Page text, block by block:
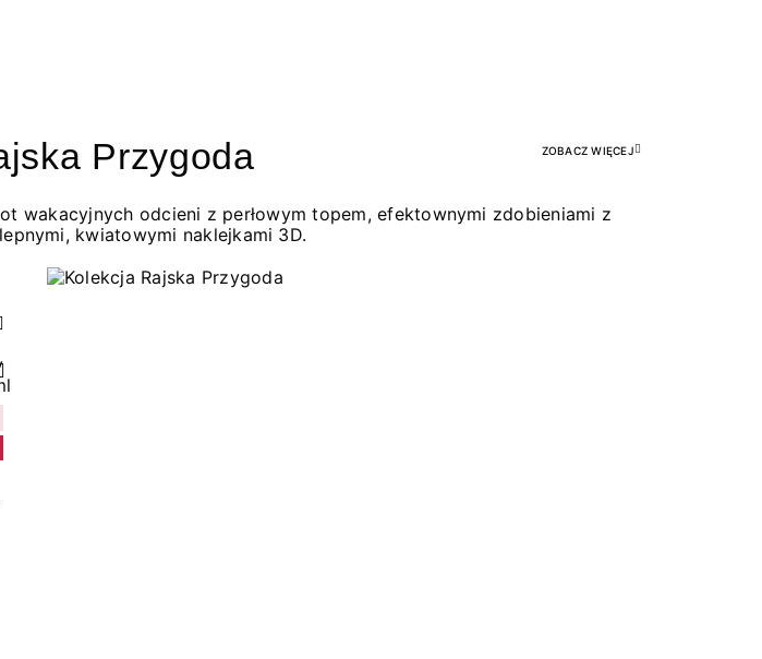
Przygoda ZOBACZ WIĘCEJ
wakacyjnych odcieni z perłowym topem, efektownymi zdobieniami z
kwiatowymi naklejkami 3D.